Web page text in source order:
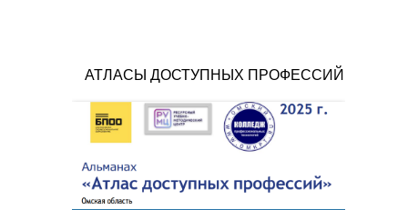
АТЛАСЫ ДОСТУПНЫХ ПРОФЕССИЙ